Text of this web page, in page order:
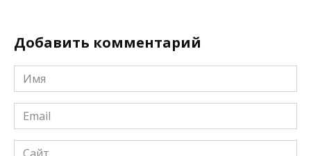
Добавить комментарий
Имя
*
Email
*
Сайт